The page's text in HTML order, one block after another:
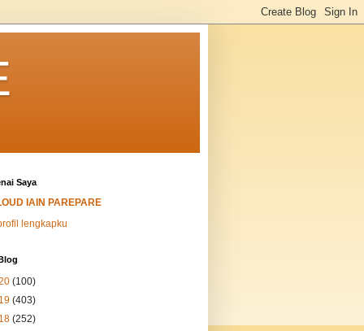
Saya
IAIN PAREPARE
lengkapku
(100)
(403)
(252)